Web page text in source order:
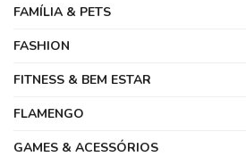
FAMÍLIA & PETS
FASHION
FITNESS & BEM ESTAR
FLAMENGO
GAMES & ACESSÓRIOS